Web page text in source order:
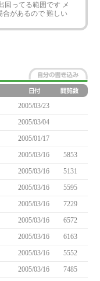
回ってる範囲です メ
合があるので 難しい
2005/03/23
2005/03/04
2005/01/17
2005/03/16
5853
2005/03/16
5131
2005/03/16
5595
2005/03/16
7229
2005/03/16
6572
2005/03/16
6163
2005/03/16
5552
2005/03/16
7485